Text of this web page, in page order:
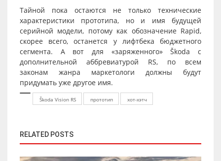
Тайной пока остаются не только технические
характеристики прототипа, но и имя будущей
серийной модели, потому как обозначение Rapid,
скорее всего, останется у лифтбека бюджетного
сегмента. А вот для «заряженного» Škoda с
дополнительной аббревиатурой RS, по всем
законам жанра маркетологи должны будут
придумать уже другое имя.
Škoda Vision RS прототип хот-хэтч
RELATED POSTS